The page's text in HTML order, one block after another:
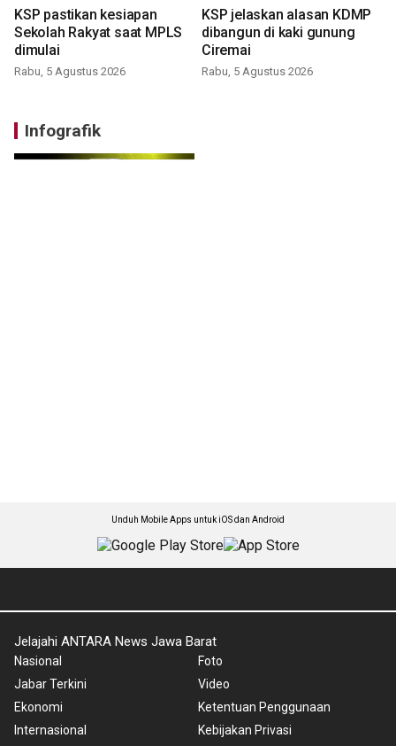
KSP pastikan kesiapan
Sekolah Rakyat saat MPLS
dimulai
Rabu, 5 Agustus 2026
KSP jelaskan alasan KDMP
dibangun di kaki gunung
Ciremai
Rabu, 5 Agustus 2026
Infografik
Unduh Mobile Apps untuk iOS dan Android
Jelajahi ANTARA News Jawa Barat
Nasional
Jabar Terkini
Ekonomi
Internasional
Foto
Video
Ketentuan Penggunaan
Kebijakan Privasi